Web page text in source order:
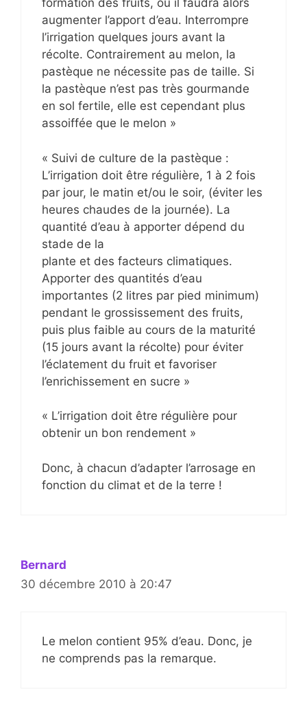
formation des fruits, où il faudra alors
augmenter l’apport d’eau. Interrompre
l’irrigation quelques jours avant la
récolte. Contrairement au melon, la
pastèque ne nécessite pas de taille. Si
la pastèque n’est pas très gourmande
en sol fertile, elle est cependant plus
assoiffée que le melon »
« Suivi de culture de la pastèque :
L’irrigation doit être régulière, 1 à 2 fois
par jour, le matin et/ou le soir, (éviter les
heures chaudes de la journée). La
quantité d’eau à apporter dépend du
stade de la
plante et des facteurs climatiques.
Apporter des quantités d’eau
importantes (2 litres par pied minimum)
pendant le grossissement des fruits,
puis plus faible au cours de la maturité
(15 jours avant la récolte) pour éviter
l’éclatement du fruit et favoriser
l’enrichissement en sucre »
« L’irrigation doit être régulière pour
obtenir un bon rendement »
Donc, à chacun d’adapter l’arrosage en
fonction du climat et de la terre !
Bernard
30 décembre 2010 à 20:47
Le melon contient 95% d’eau. Donc, je
ne comprends pas la remarque.